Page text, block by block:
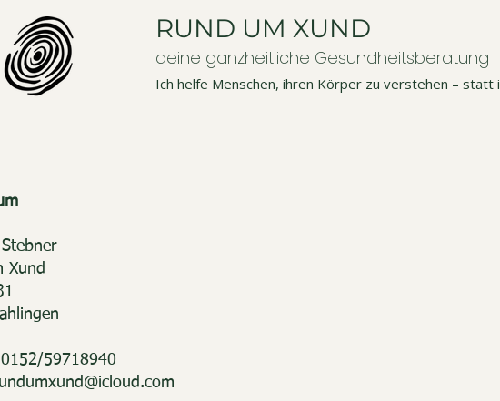
RUND UM XUND
deine ganzheitliche Gesundheitsberatung
Ich helfe Menschen, ihren Körper zu verstehen – statt
Xund
59718940